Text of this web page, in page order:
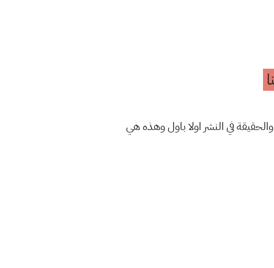
في النشر اولا باول وهذه هي